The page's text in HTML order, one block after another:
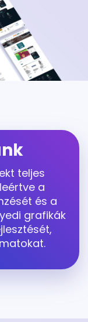
teljes
a
és a
grafikák